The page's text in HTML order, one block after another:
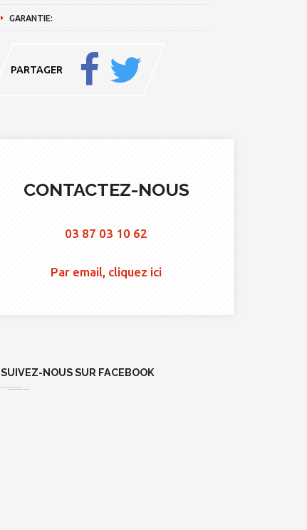
GARANTIE:
PARTAGER
CONTACTEZ-NOUS
03 87 03 10 62
Par email, cliquez ici
SUIVEZ-NOUS SUR FACEBOOK